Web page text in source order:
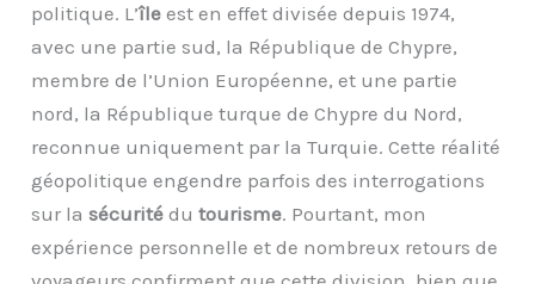
politique. L’île est en effet divisée depuis 1974,
avec une partie sud, la République de Chypre,
membre de l’Union Européenne, et une partie
nord, la République turque de Chypre du Nord,
reconnue uniquement par la Turquie. Cette réalité
géopolitique engendre parfois des interrogations
sur lasécurité dutourisme. Pourtant, mon
expérience personnelle et de nombreux retours de